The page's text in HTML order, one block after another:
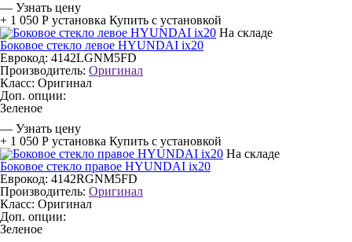
— Узнать цену
+ 1 050 Р установка Купить с установкой
На складе
Боковое стекло левое HYUNDAI ix20
Еврокод: 4142LGNM5FD
Производитель: Оригинал
Класс: Оригинал
Доп. опции:
Зеленое
— Узнать цену
+ 1 050 Р установка Купить с установкой
На складе
Боковое стекло правое HYUNDAI ix20
Еврокод: 4142RGNM5FD
Производитель: Оригинал
Класс: Оригинал
Доп. опции:
Зеленое